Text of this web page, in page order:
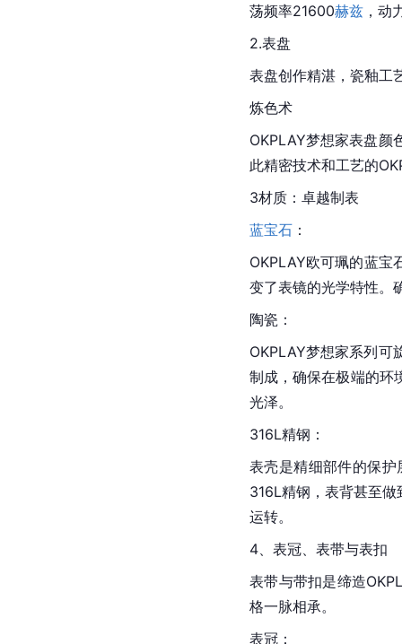
荡频率21600赫兹 ，动
2.表盘
表盘创作精湛，瓷釉工
炼色术
OKPLAY梦想家表盘颜
此精密技术和工艺的
3材质：卓越制表
蓝宝石 ：
OKPLAY欧可珮的蓝宝
变了表镜的光学特性。
陶瓷：
OKPLAY梦想家系列可
制成，确保在极端的环
光泽。
316L精钢：
表壳是精细部件的保
316L精钢，表背甚至
运转。
4、表冠、表带与表扣
表带与带扣是缔造
格一脉相承。
表冠：